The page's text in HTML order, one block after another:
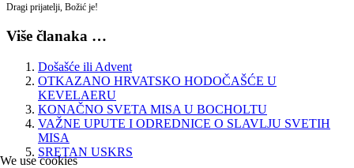
Dragi prijatelji, Božić je!
Više članaka …
Došašće ili Advent
OTKAZANO HRVATSKO HODOČAŠĆE U
KEVELAERU
KONAČNO SVETA MISA U BOCHOLTU
VAŽNE UPUTE I ODREDNICE O SLAVLJU SVETIH
MISA
SRETAN USKRS
We use cookies